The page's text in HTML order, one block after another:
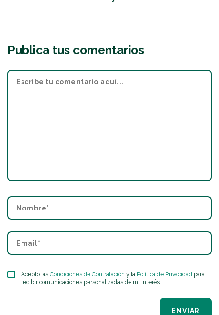
Publica tus comentarios
Acepto las Condiciones de Contratación y la Política de Privacidad para
recibir comunicaciones personalizadas de mi interés.
ENVIAR